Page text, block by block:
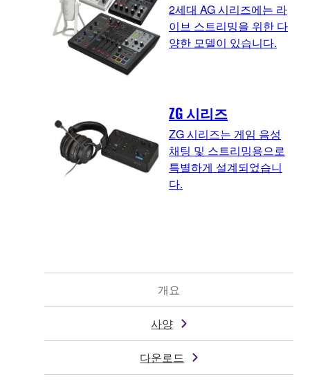
2세대 AG 시리즈에는 라
이브 스트리밍을 위한 다
양한 모델이 있습니다.
ZG 시리즈
ZG 시리즈는 게임 음성
채팅 및 스트리밍용으로
특별하게 설계되었습니
다.
개요
사양
다운로드